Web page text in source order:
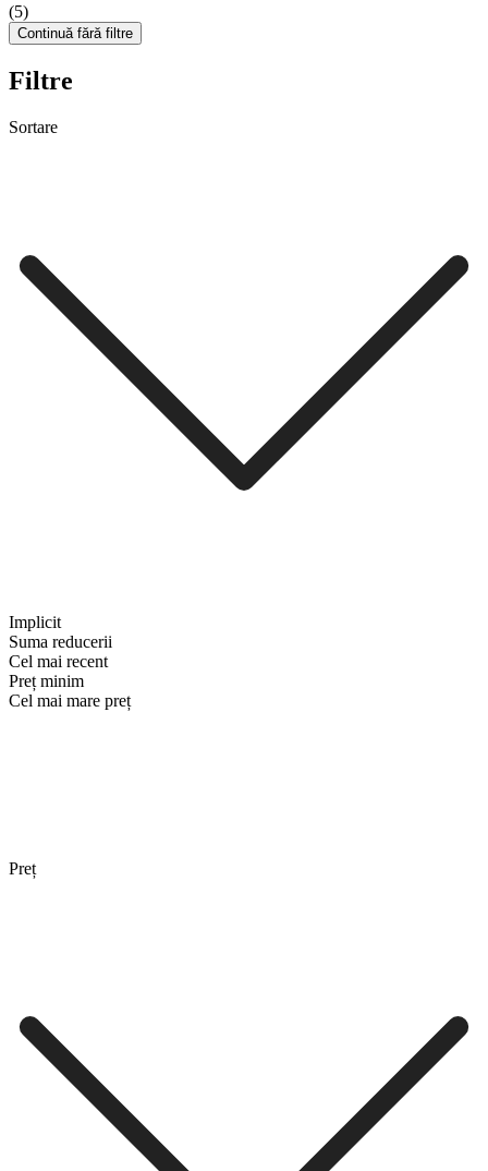
(5)
Continuă fără filtre
Filtre
Sortare
Implicit
Suma reducerii
Cel mai recent
Preț minim
Cel mai mare preț
Preț